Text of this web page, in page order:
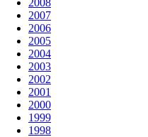
2008
2007
2006
2005
2004
2003
2002
2001
2000
1999
1998